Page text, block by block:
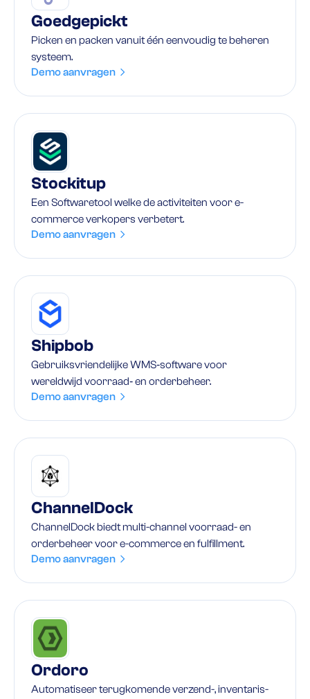
Goedgepickt
Picken en packen vanuit één eenvoudig te beheren
systeem.
Demo aanvragen
Stockitup
Een Softwaretool welke de activiteiten voor e-
commerce verkopers verbetert.
Demo aanvragen
Shipbob
Gebruiksvriendelijke WMS‑software voor
wereldwijd voorraad‑ en orderbeheer.
Demo aanvragen
ChannelDock
ChannelDock biedt multi-channel voorraad- en
orderbeheer voor e-commerce en fulfillment.
Demo aanvragen
Ordoro
Automatiseer terugkomende verzend-, inventaris-